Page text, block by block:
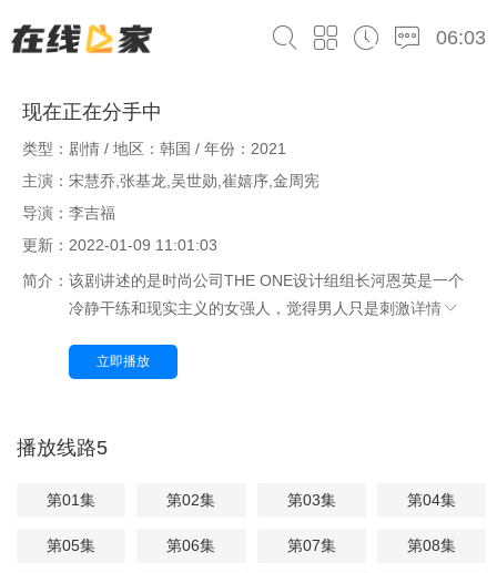
06:03
现在正在分手中
类型：剧情 / 地区：韩国 / 年份：2021
主演：宋慧乔,张基龙,吴世勋,崔嬉序,金周宪
导演：李吉福
更新：2022-01-09 11:01:03
简介： 该剧讲述的是时尚公司THE ONE设计组组长河恩英是一个
冷静干练和现实主义的女强人，觉得男人只是刺激详情
立即播放
播放线路5
第01集 第02集 第03集 第04集
第05集 第06集 第07集 第08集